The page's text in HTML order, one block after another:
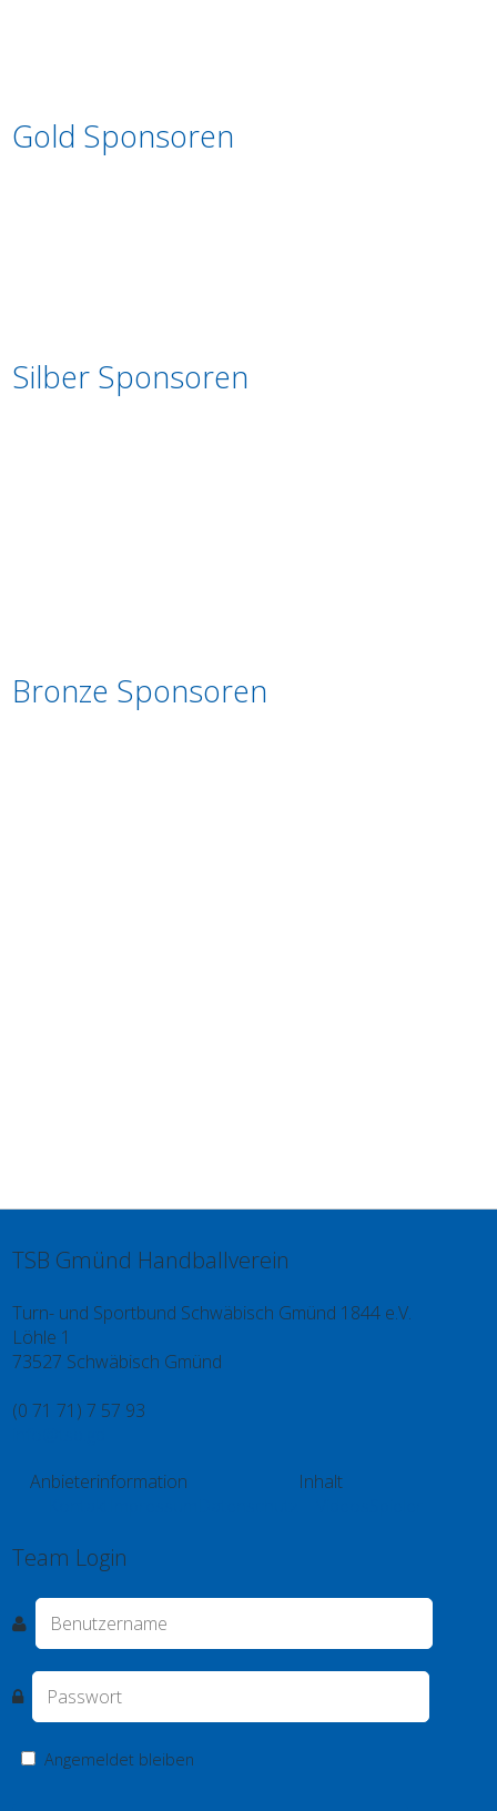
Gold Sponsoren
Silber Sponsoren
Bronze Sponsoren
TSB Gmünd Handballverein
Turn- und Sportbund Schwäbisch Gmünd 1844 e.V.
Löhle 1
73527 Schwäbisch Gmünd
(0 71 71) 7 57 93
Anbieterinformation
Inhalt
Team Login
Angemeldet bleiben